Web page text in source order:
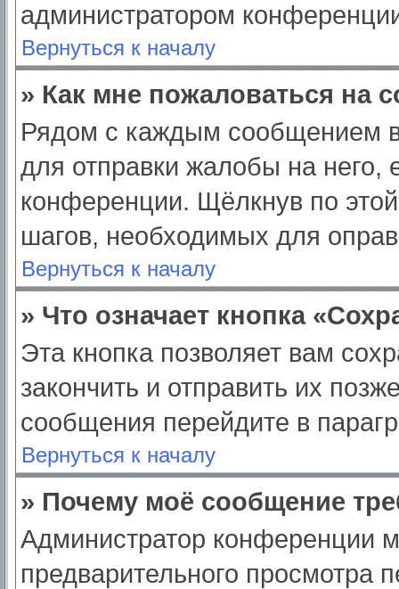
администратором
Вернуться к началу
» Как мне пожаловаться на
Рядом с каждым сообщением
для отправки жалобы на него,
конференции. Щёлкнув по
шагов, необходимых для
Вернуться к началу
» Что означает кнопка
Эта кнопка позволяет вам
закончить и отправить их
сообщения перейдите в
Вернуться к началу
» Почему моё сообщение
Администратор конференции
предварительного просмотра